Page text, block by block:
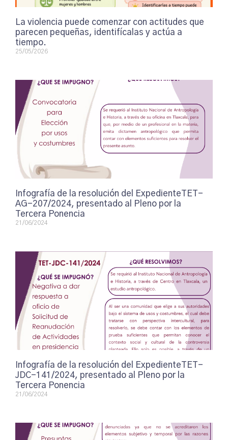
La violencia puede comenzar con actitudes que
parecen pequeñas, identifícalas y actúa a
tiempo.
25/05/2026
Infografía de la resolución del ExpedienteTET-
AG-207/2024, presentado al Pleno por la
Tercera Ponencia
21/06/2024
Infografía de la resolución del ExpedienteTET-
JDC-141/2024, presentado al Pleno por la
Tercera Ponencia
21/06/2024